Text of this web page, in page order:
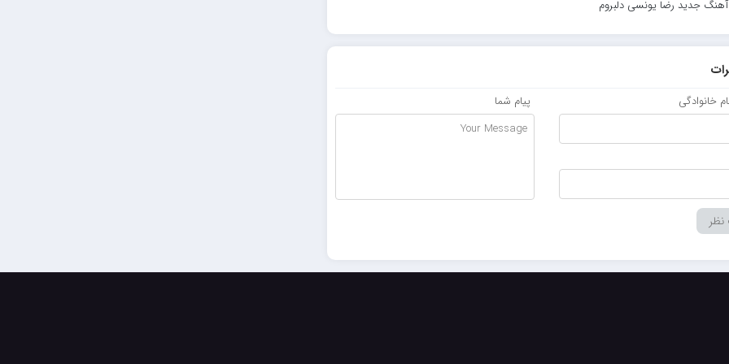
آهنگ جدید رضا یونسی دلبروم
خانوادگی پیام شما